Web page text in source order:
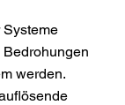
werden.